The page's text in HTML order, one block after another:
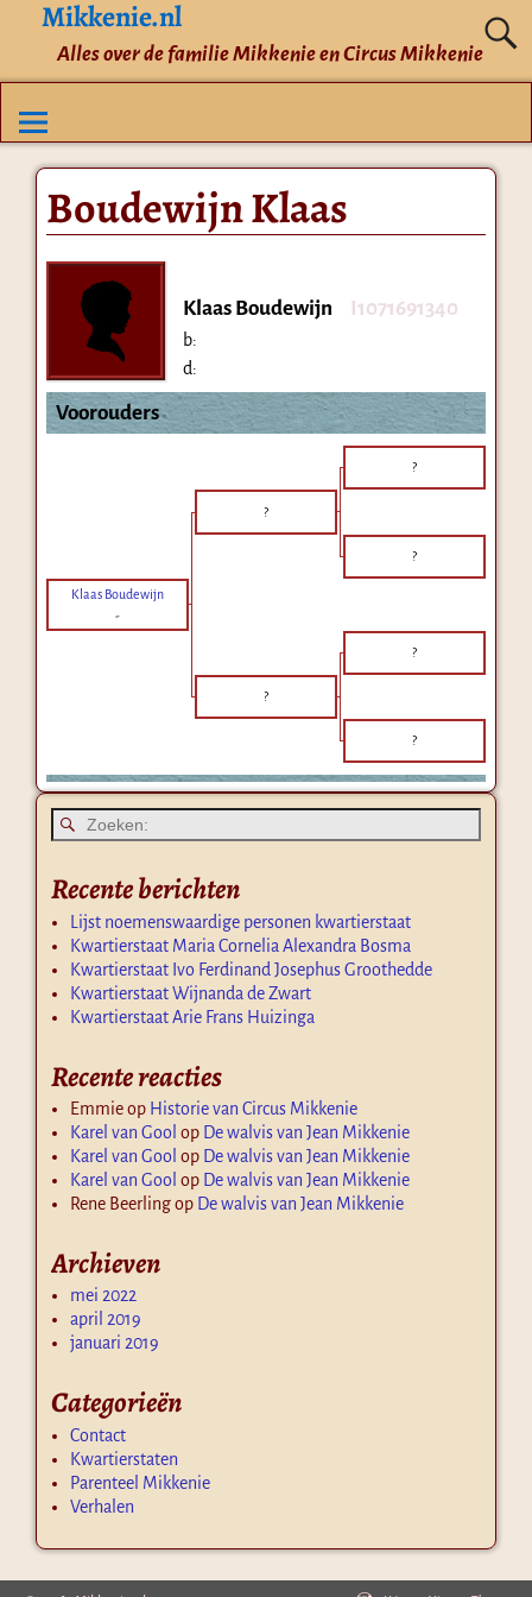
Mikkenie.nl
Alles over de familie Mikkenie en Circus Mikkenie
Boudewijn Klaas
Klaas Boudewijn I1071691340
b:
d:
Voorouders
?
?
?
Klaas Boudewijn
-
?
?
?
Recente berichten
Lijst noemenswaardige personen kwartierstaat
Kwartierstaat Maria Cornelia Alexandra Bosma
Kwartierstaat Ivo Ferdinand Josephus Groothedde
Kwartierstaat Wijnanda de Zwart
Kwartierstaat Arie Frans Huizinga
Recente reacties
Emmieop Historie van Circus Mikkenie
Karel van Gool op De walvis van Jean Mikkenie
Karel van Gool op De walvis van Jean Mikkenie
Karel van Gool op De walvis van Jean Mikkenie
Rene Beerlingop De walvis van Jean Mikkenie
Archieven
mei 2022
april 2019
januari 2019
Categorieën
Contact
Kwartierstaten
Parenteel Mikkenie
Verhalen